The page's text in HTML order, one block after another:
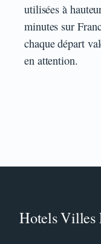
utilisées à
minutes sur
chaque départ
en attention.